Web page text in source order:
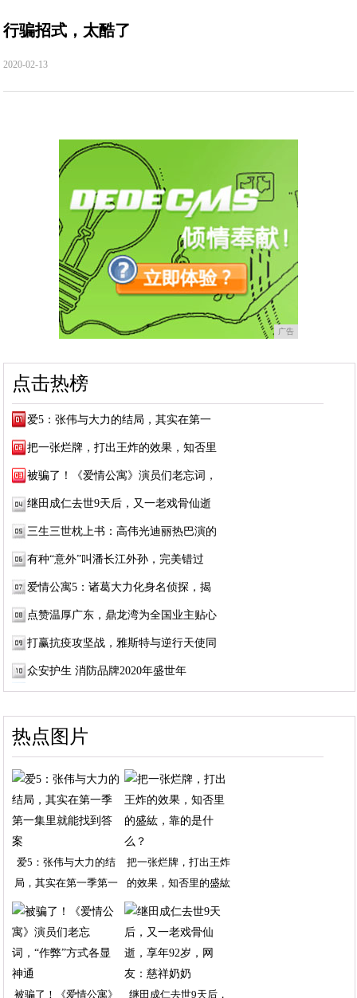
行骗招式，太酷了
2020-02-13
广告
点击热榜
爱5：张伟与大力的结局，其实在第一
把一张烂牌，打出王炸的效果，知否里
被骗了！《爱情公寓》演员们老忘词，
继田成仁去世9天后，又一老戏骨仙逝
三生三世枕上书：高伟光迪丽热巴演的
有种“意外”叫潘长江外孙，完美错过
爱情公寓5：诸葛大力化身名侦探，揭
点赞温厚广东，鼎龙湾为全国业主贴心
打赢抗疫攻坚战，雅斯特与逆行天使同
众安护生 消防品牌2020年盛世年
热点图片
爱5：张伟与大力的结
局，其实在第一季第一
把一张烂牌，打出王炸
的效果，知否里的盛紘
被骗了！《爱情公寓》 继田成仁去世9天后，